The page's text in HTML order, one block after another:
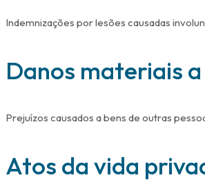
Indemnizações por lesões causadas
Danos materiais
Prejuízos causados a bens de outras
Atos da vida